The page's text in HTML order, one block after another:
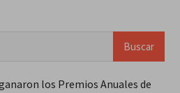
los Premios Anuales de